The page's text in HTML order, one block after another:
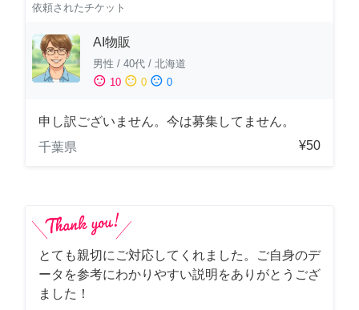
依頼されたチケット
AI物販
男性 / 40代 / 北海道
sentiment_satisfied 10 sentiment_neutral 0 sentiment_dissatisfied 0
申し訳ございません。今は募集してません。
千葉県
¥50
とても親切にご対応してくれました。ご自身のデ
ータを参考にわかりやすい説明をありがとうござ
ました！